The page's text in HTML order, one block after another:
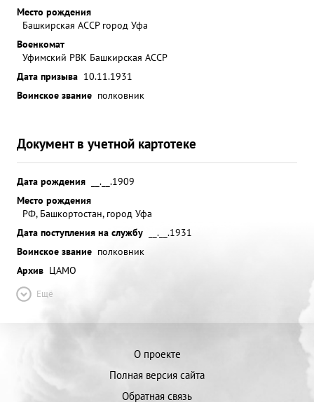
Место рождения
Башкирская АССР город Уфа
Военкомат
Уфимский РВК Башкирская АССР
Дата призыва 10.11.1931
Воинское звание полковник
Документ в учетной картотеке
Дата рождения
__.__.1909
Место рождения
РФ, Башкортостан, город Уфа
Дата поступления на службу
__.__.1931
Воинское звание полковник
Архив ЦАМО
Ещё
О проекте
Полная версия сайта
Обратная связь